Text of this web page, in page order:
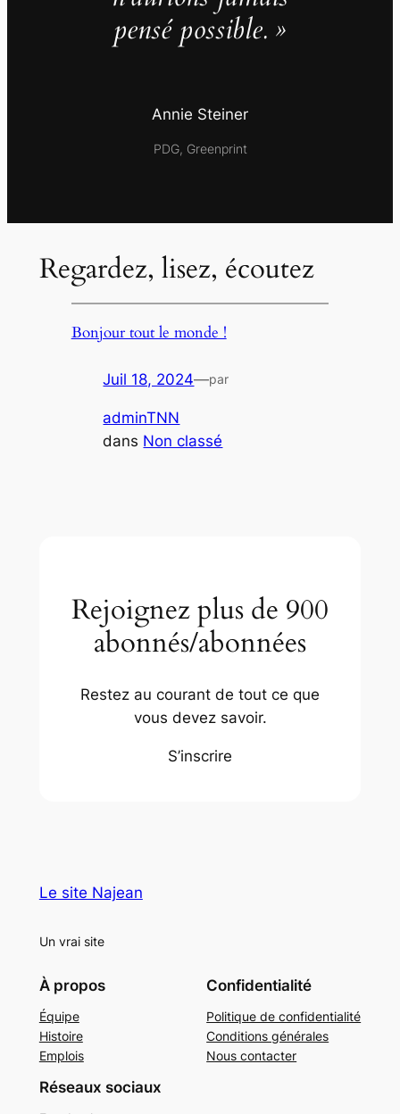
pensé possible. »
Annie Steiner
PDG, Greenprint
Regardez, lisez, écoutez
Bonjour tout le monde !
Juil 18, 2024—par
adminTNN
dans Non classé
Rejoignez plus de 900
abonnés/abonnées
Restez au courant de tout ce que
vous devez savoir.
S’inscrire
Le site Najean
Un vrai site
À propos
Équipe
Histoire
Emplois
Confidentialité
Politique de confidentialité
Conditions générales
Nous contacter
Réseaux sociaux